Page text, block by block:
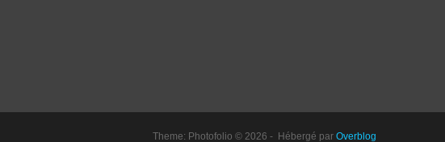
Theme: Photofolio © 2026 - Hébergé par Overblog